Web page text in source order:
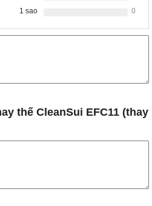
1 sao
0
thế CleanSui EFC11 (thay